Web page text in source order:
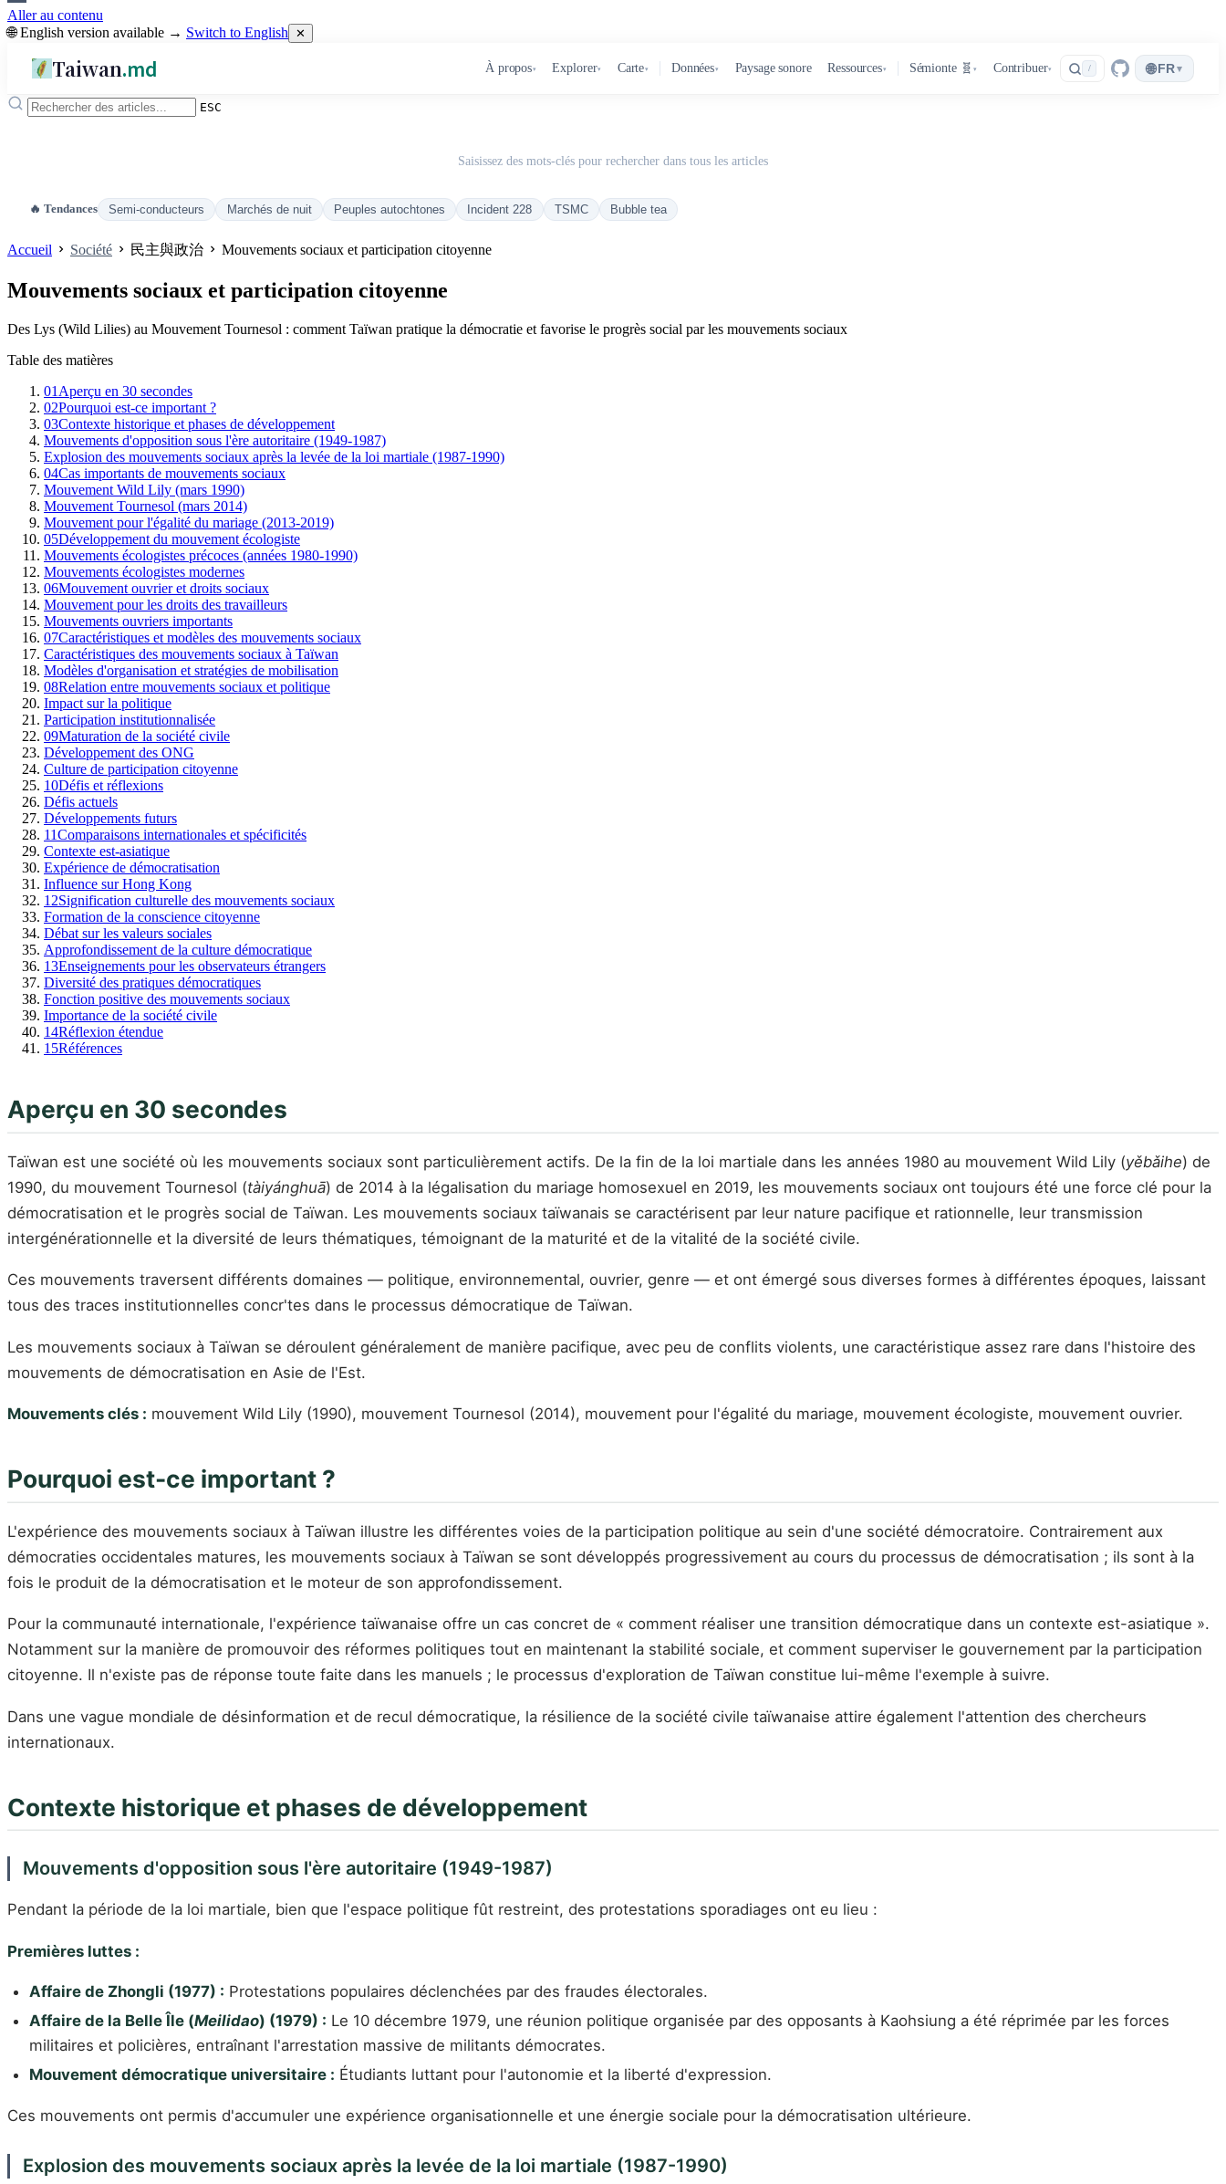
Aller au contenu
🌐 English version available → Switch to English ✕
Taiwan.md À propos▾ Explorer▾ Carte▾ Données▾ Paysage sonore Ressources▾ Sémionte 🧬 ▾ Contribuer▾ / 🌐FR ▾
ESC
Saisissez des mots-clés pour rechercher dans tous les articles
🔥 Tendances Semi-conducteurs Marchés de nuit Peuples autochtones Incident 228 TSMC Bubble tea
Accueil Société 民主與政治 Mouvements sociaux et participation citoyenne
Mouvements sociaux et participation citoyenne
Des Lys (Wild Lilies) au Mouvement Tournesol : comment Taïwan pratique la démocratie et favorise le progrès social par les mouvements sociaux
Table des matières
01 Aperçu en 30 secondes
02Pourquoi est-ce important ?
03Contexte historique et phases de développement
Mouvements d'opposition sous l'ère autoritaire (1949-1987)
Explosion des mouvements sociaux après la levée de la loi martiale (1987-1990)
04Cas importants de mouvements sociaux
Mouvement Wild Lily (mars 1990)
Mouvement Tournesol (mars 2014)
Mouvement pour l'égalité du mariage (2013-2019)
05Développement du mouvement écologiste
Mouvements écologistes précoces (années 1980-1990)
Mouvements écologistes modernes
06Mouvement ouvrier et droits sociaux
Mouvement pour les droits des travailleurs
Mouvements ouvriers importants
07Caractéristiques et modèles des mouvements sociaux
Caractéristiques des mouvements sociaux à Taïwan
Modèles d'organisation et stratégies de mobilisation
08Relation entre mouvements sociaux et politique
Impact sur la politique
Participation institutionnalisée
09Maturation de la société civile
Développement des ONG
Culture de participation citoyenne
10Défis et réflexions
Défis actuels
Développements futurs
11Comparaisons internationales et spécificités
Contexte est-asiatique
Expérience de démocratisation
Influence sur Hong Kong
12Signification culturelle des mouvements sociaux
Formation de la conscience citoyenne
Débat sur les valeurs sociales
Approfondissement de la culture démocratique
13Enseignements pour les observateurs étrangers
Diversité des pratiques démocratiques
Fonction positive des mouvements sociaux
Importance de la société civile
14Réflexion étendue
15Références
Aperçu en 30 secondes
Taïwan est une société où les mouvements sociaux sont particulièrement actifs. De la fin de la loi martiale dans les années 1980 au mouvement Wild Lily (yěbǎihe) de
1990, du mouvement Tournesol (tàiyánghuā) de 2014 à la légalisation du mariage homosexuel en 2019, les mouvements sociaux ont toujours été une force clé pour la
démocratisation et le progrès social de Taïwan. Les mouvements sociaux taïwanais se caractérisent par leur nature pacifique et rationnelle, leur transmission
intergénérationnelle et la diversité de leurs thématiques, témoignant de la maturité et de la vitalité de la société civile.
Ces mouvements traversent différents domaines — politique, environnemental, ouvrier, genre — et ont émergé sous diverses formes à différentes époques, laissant
tous des traces institutionnelles concr'tes dans le processus démocratique de Taïwan.
Les mouvements sociaux à Taïwan se déroulent généralement de manière pacifique, avec peu de conflits violents, une caractéristique assez rare dans l'histoire des
mouvements de démocratisation en Asie de l'Est.
Mouvements clés : mouvement Wild Lily (1990), mouvement Tournesol (2014), mouvement pour l'égalité du mariage, mouvement écologiste, mouvement ouvrier.
Pourquoi est-ce important ?
L'expérience des mouvements sociaux à Taïwan illustre les différentes voies de la participation politique au sein d'une société démocratoire. Contrairement aux
démocraties occidentales matures, les mouvements sociaux à Taïwan se sont développés progressivement au cours du processus de démocratisation ; ils sont à la
fois le produit de la démocratisation et le moteur de son approfondissement.
Pour la communauté internationale, l'expérience taïwanaise offre un cas concret de « comment réaliser une transition démocratique dans un contexte est-asiatique ».
Notamment sur la manière de promouvoir des réformes politiques tout en maintenant la stabilité sociale, et comment superviser le gouvernement par la participation
citoyenne. Il n'existe pas de réponse toute faite dans les manuels ; le processus d'exploration de Taïwan constitue lui-même l'exemple à suivre.
Dans une vague mondiale de désinformation et de recul démocratique, la résilience de la société civile taïwanaise attire également l'attention des chercheurs
internationaux.
Contexte historique et phases de développement
Mouvements d'opposition sous l'ère autoritaire (1949-1987)
Pendant la période de la loi martiale, bien que l'espace politique fût restreint, des protestations sporadiages ont eu lieu :
Premières luttes :
Affaire de Zhongli (1977) : Protestations populaires déclenchées par des fraudes électorales.
Affaire de la Belle Île (Meilidao) (1979) : Le 10 décembre 1979, une réunion politique organisée par des opposants à Kaohsiung a été réprimée par les forces
militaires et policières, entraînant l'arrestation massive de militants démocrates.
Mouvement démocratique universitaire : Étudiants luttant pour l'autonomie et la liberté d'expression.
Ces mouvements ont permis d'accumuler une expérience organisationnelle et une énergie sociale pour la démocratisation ultérieure.
Explosion des mouvements sociaux après la levée de la loi martiale (1987-1990)